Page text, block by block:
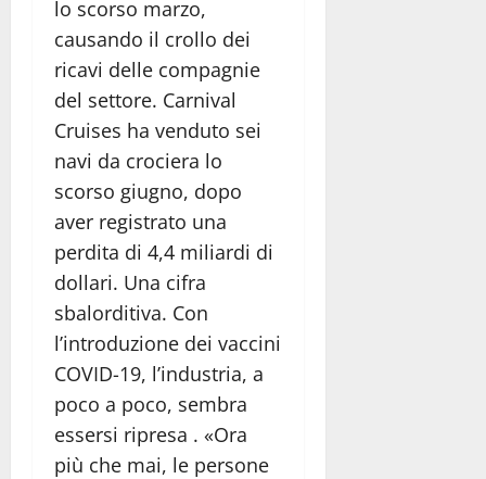
lo scorso marzo,
causando il crollo dei
ricavi delle compagnie
del settore. Carnival
Cruises ha venduto sei
navi da crociera lo
scorso giugno, dopo
aver registrato una
perdita di 4,4 miliardi di
dollari. Una cifra
sbalorditiva. Con
l’introduzione dei vaccini
COVID-19, l’industria, a
poco a poco, sembra
essersi ripresa . «Ora
più che mai, le persone